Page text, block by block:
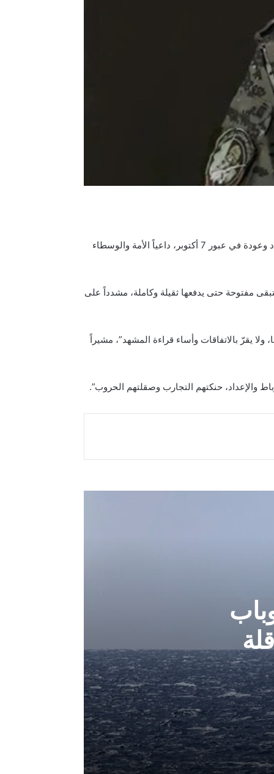
المتحدث العسكري باسم كتائب القسام يؤكد أن دماء القادة الشهداء وقود للمقاومة، ويكشف الأدوار المركزية للشهيدين الحداد وعودة في عبور 7 أكتوبر، داعياً الأمة والوسطاء
مفتوحة حتى يدفعها ثقيلة وكاملة، مشدداً على
يقرّ بالاتفاقات وأساء قراءة المشهد”، مشيراً
والإعداد، حنكتهم التجارب وصقلتهم الحروب”.